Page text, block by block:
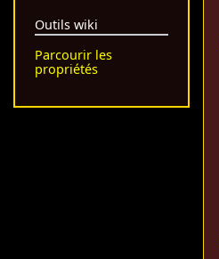
Outils wiki
Parcourir les
propriétés